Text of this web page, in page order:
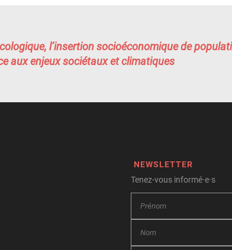
l’insertion socioéconomique de
aux enjeux sociétaux et climatiques
NEWSLETTER
Tenez-vous informé·e·s